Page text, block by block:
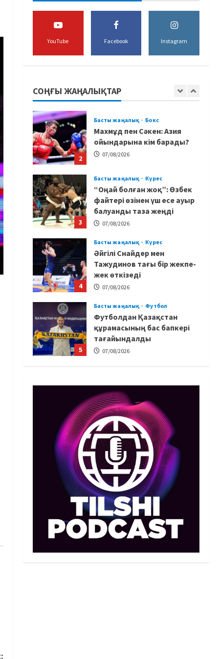
YouTube Facebook Instagram
СОҢҒЫ ЖАҢАЛЫҚТАР
құрамасының бас бапкері
тағайындалды
1
жағымсыз оқиғаны айтты
2
Басты жаңалық Бокс
Махмұд пен Сәкен: Азия
ойындарына кім барады?
07/08/2026
3
Басты жаңалық Күрес
“Оңай болған жоқ”: Өзбек
файтері өзінен үш есе ауыр
балуанды таза жеңді
07/08/2026
4
Басты жаңалық Күрес
Әйгілі Снайдер мен
Тажудинов тағы бір жекпе-
жек өткізеді
07/08/2026
5
Басты жаңалық Футбол
Футболдан Қазақстан
құрамасының бас бапкері
тағайындалды
07/08/2026
1
жапты: ММА менеджері
Арман Әшімов жайлы
жағымсыз оқиғаны айтты
07/08/2026
2
Басты жаңалық Бокс
Махмұд пен Сәкен: Азия
ойындарына кім барады?
07/08/2026
3
Басты жаңалық Күрес
“Оңай болған жоқ”: Өзбек
файтері өзінен үш есе ауыр
балуанды таза жеңді